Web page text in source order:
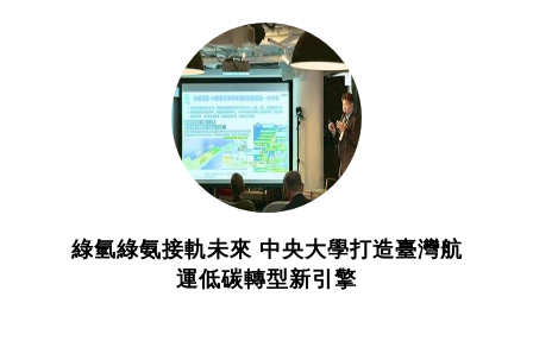
綠氫綠氨接軌未來 中央大學打造臺灣航
運低碳轉型新引擎